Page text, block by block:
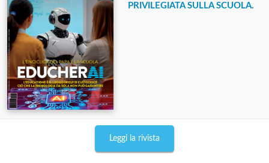
PRIVILEGIATA SULLA SCUOLA.
Leggi la rivista